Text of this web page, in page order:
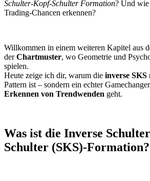
Schulter-Kopf-Schulter Formation? Und wie
Trading-Chancen erkennen?
Willkommen in einem weiteren Kapitel aus
derChartmuster, wo Geometrie und
spielen.
Heute zeige ich dir, warum die inverse SKS
Pattern ist – sondern ein echter
Erkennen von Trendwenden geht.
Was ist die Inverse
Schulter (SKS)-Formation?